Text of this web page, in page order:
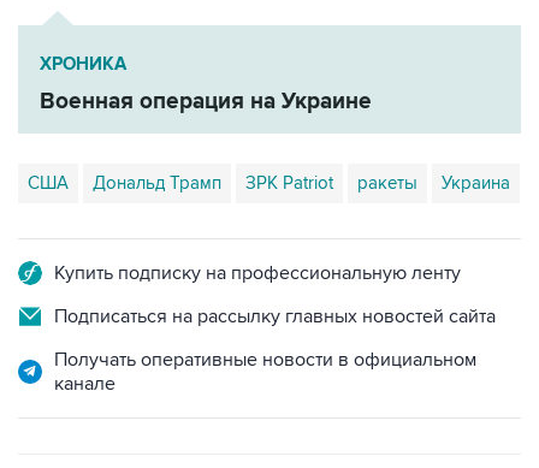
ХРОНИКА
Военная операция на Украине
США Дональд Трамп ЗРК Patriot ракеты Украина
Купить подписку на профессиональную ленту
Подписаться на рассылку главных новостей сайта
Получать оперативные новости в официальном
канале